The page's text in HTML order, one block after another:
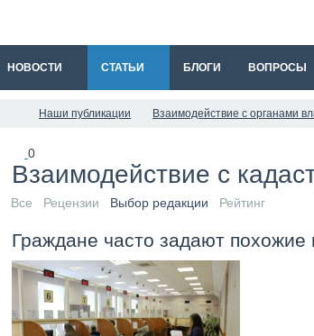
НОВОСТИ СТАТЬИ БЛОГИ ВОПРОСЫ
Наши публикации Взаимодействие с органами
0
Взаимодействие с
Все Рецензии Выбор редакции Рейтинг
Граждане часто задают похожие